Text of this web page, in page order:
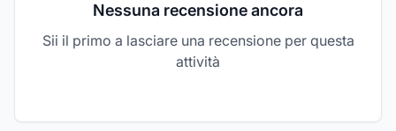
Nessuna recensione ancora
Sii il primo a lasciare una recensione per questa
attività